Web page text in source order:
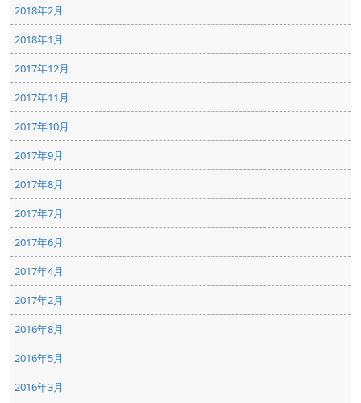
2018年2月
2018年1月
2017年12月
2017年11月
2017年10月
2017年9月
2017年8月
2017年7月
2017年6月
2017年4月
2017年2月
2016年8月
2016年5月
2016年3月